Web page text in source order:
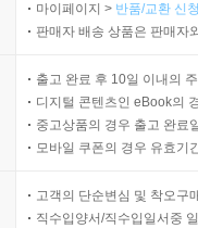
마이페이지 > 반품/교환 신
판매자 배송 상품은 판매자
출고 완료 후 10일 이내의
디지털 콘텐츠인 eBook의
중고상품의 경우 출고 완료
모바일 쿠폰의 경우 유효기
고객의 단순변심 및 착오구
직수입양서/직수입일서중